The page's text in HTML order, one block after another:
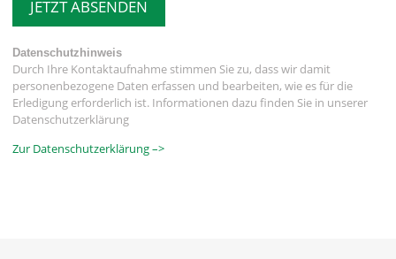
JETZT ABSENDEN
Datenschutzhinweis
Durch Ihre Kontaktaufnahme stimmen Sie zu, dass wir damit
personenbezogene Daten erfassen und bearbeiten, wie es für die
Erledigung erforderlich ist. Informationen dazu finden Sie in unserer
Datenschutzerklärung
Zur Datenschutzerklärung –>